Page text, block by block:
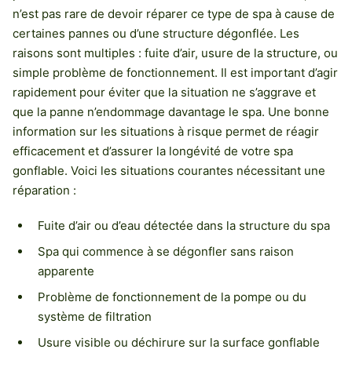
n’est pas rare de devoir réparer ce type de spa à cause de
certaines pannes ou d’une structure dégonflée. Les
raisons sont multiples : fuite d’air, usure de la structure, ou
simple problème de fonctionnement. Il est important d’agir
rapidement pour éviter que la situation ne s’aggrave et
que la panne n’endommage davantage le spa. Une bonne
information sur les situations à risque permet de réagir
efficacement et d’assurer la longévité de votre spa
gonflable. Voici les situations courantes nécessitant une
réparation :
Fuite d’air ou d’eau détectée dans la structure du spa
Spa qui commence à se dégonfler sans raison
apparente
Problème de fonctionnement de la pompe ou du
système de filtration
Usure visible ou déchirure sur la surface gonflable